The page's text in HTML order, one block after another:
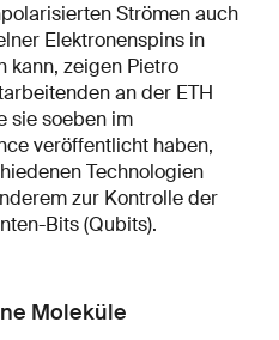
Strömen auch
Elektronenspins in
kann, zeigen Pietro
an der ETH
sie soeben im
veröffentlicht haben,
Technologien
zur Kontrolle der
Bits (Qubits).
Moleküle